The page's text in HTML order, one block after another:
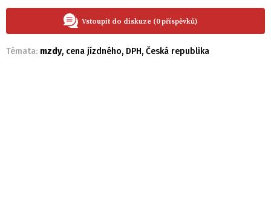
Vstoupit do diskuze (0 příspěvků)
Témata: mzdy, cena jízdného, DPH, Česká republika